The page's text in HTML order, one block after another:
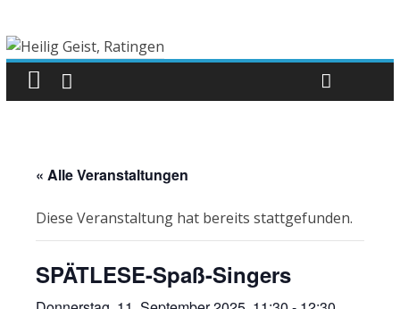
« Alle Veranstaltungen
Diese Veranstaltung hat bereits stattgefunden.
SPÄTLESE-Spaß-Singers